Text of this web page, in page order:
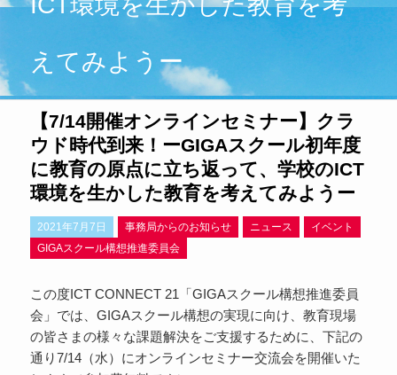
えてみようー
【7/14開催オンラインセミナー】クラ
ウド時代到来！ーGIGAスクール初年度
に教育の原点に立ち返って、学校のICT
環境を生かした教育を考えてみようー
2021年7月7日 事務局からのお知らせ ニュース
イベント
GIGAスクール構想推進委員会
この度ICT CONNECT 21「GIGAスクール構想推進委員
会」では、GIGAスクール構想の実現に向け、教育現場
の皆さまの様々な課題解決をご支援するために、下記の
通り7/14（水）にオンラインセミナー交流会を開催いた